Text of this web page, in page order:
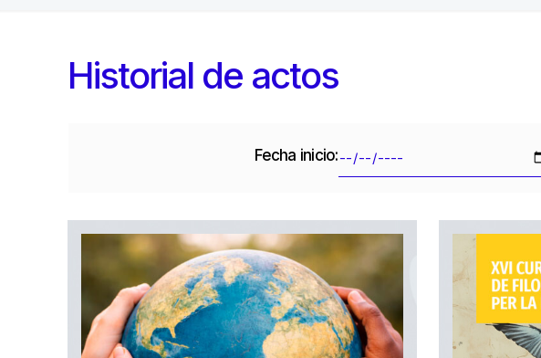
Historial de actos
Fecha inicio: